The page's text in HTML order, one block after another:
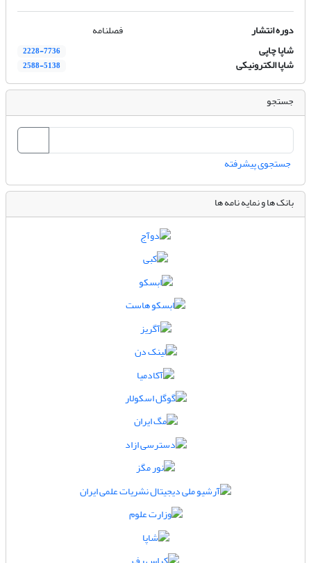
دوره انتشار
فصلنامه
شاپا چاپی
2228-7736
شاپا الکترونیکی 2588-5138
جستجو
جستجوی پیشرفته
بانک ها و نمایه نامه ها